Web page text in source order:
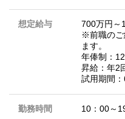
想定給与
700万円～
※前職のご
ます。
年俸制：
昇給：年2
試用期間：
勤務時間 10：00～